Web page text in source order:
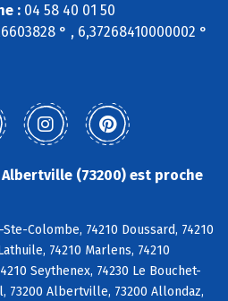
:04 58 40 01 50
° , 6,37268410000002 °
(73200) est proche
Colombe, 74210 Doussard, 74210
74210 Marlens, 74210
Seythenex, 74230 Le Bouchet-
73200 Albertville, 73200 Allondaz,